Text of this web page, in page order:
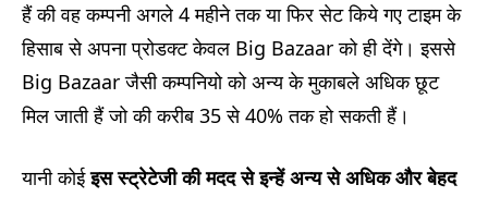
हैं की वह कम्पनी अगले 4 महीने तक या फिर सेट किये गए टाइम के
हिसाब से अपना प्रोडक्ट केवल Big Bazaar को ही देंगे। इससे
Big Bazaar जैसी कम्पनियो को अन्य के मुकाबले अधिक छूट
मिल जाती हैं जो की करीब 35 से 40% तक हो सकती हैं।
यानी कोईइस स्ट्रेटेजी की मदद से इन्हें अन्य से अधिक और बेहद